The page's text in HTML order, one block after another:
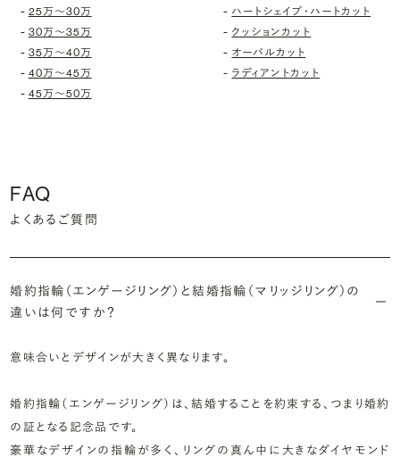
- 25万〜30万
- 30万〜35万
- 35万〜40万
- 40万〜45万
- 45万〜50万
- ハートシェイプ・ハートカット
- クッションカット
- オーバルカット
- ラディアントカット
FAQ
よくあるご質問
婚約指輪（エンゲージリング）と結婚指輪（マリッジリング）の
違いは何ですか？
意味合いとデザインが大きく異なります。
婚約指輪（エンゲージリング）は、結婚することを約束する、つまり婚約
の証となる記念品です。
豪華なデザインの指輪が多く、リングの真ん中に大きなダイヤモンド